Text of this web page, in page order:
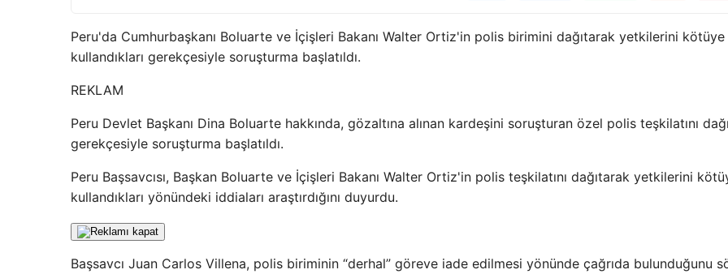
Peru'da Cumhurbaşkanı Boluarte ve İçişleri Bakanı Walter Ortiz'in polis birimini dağıtarak yetkilerini kötüye
kullandıkları gerekçesiyle soruşturma başlatıldı.
REKLAM
Peru Devlet Başkanı Dina Boluarte hakkında, gözaltına alınan kardeşini soruşturan özel polis teşkilatını
gerekçesiyle soruşturma başlatıldı.
Peru Başsavcısı, Başkan Boluarte ve İçişleri Bakanı Walter Ortiz'in polis teşkilatını dağıtarak yetkilerini
kullandıkları yönündeki iddiaları araştırdığını duyurdu.
Başsavcı Juan Carlos Villena, polis biriminin “derhal” göreve iade edilmesi yönünde çağrıda bulunduğunu